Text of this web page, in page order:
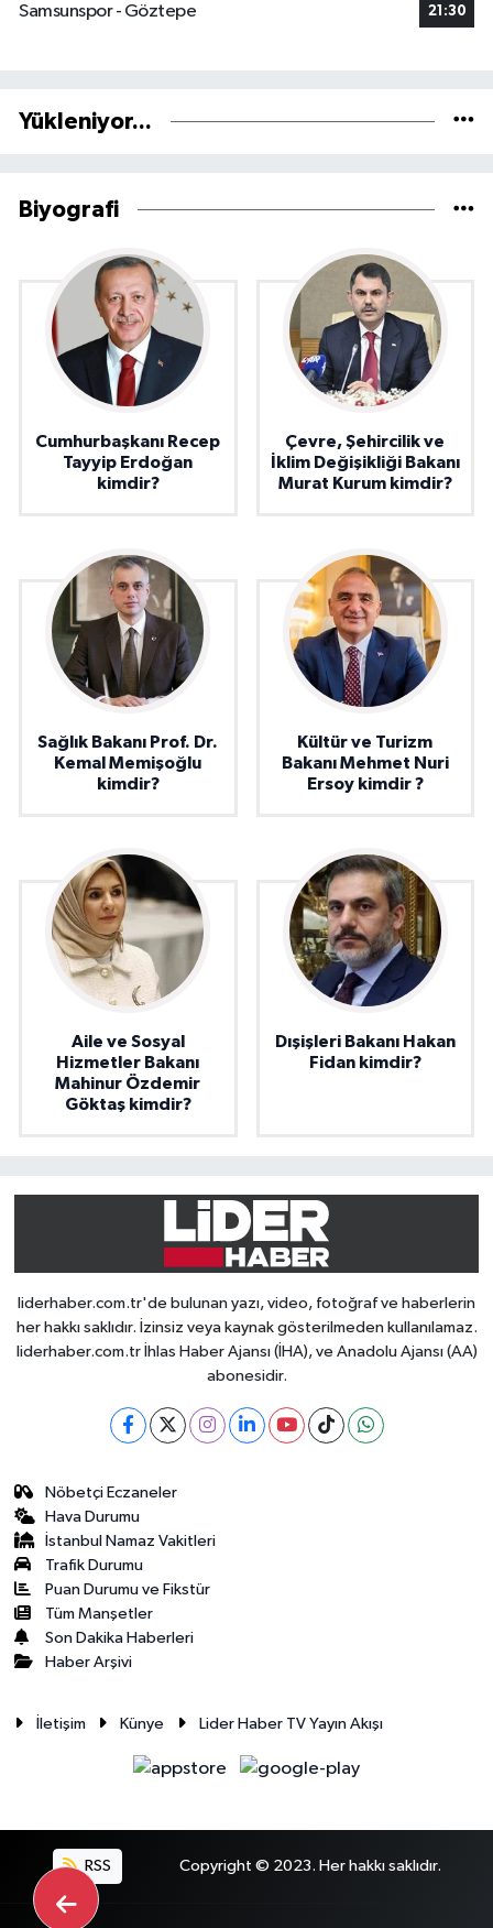
Samsunspor - Göztepe
21:30
Yükleniyor...
Biyografi
Cumhurbaşkanı Recep
Tayyip Erdoğan
kimdir?
Çevre, Şehircilik ve
İklim Değişikliği Bakanı
Murat Kurum kimdir?
Sağlık Bakanı Prof. Dr.
Kemal Memişoğlu
kimdir?
Kültür ve Turizm
Bakanı Mehmet Nuri
Ersoy kimdir ?
Aile ve Sosyal
Hizmetler Bakanı
Mahinur Özdemir
Göktaş kimdir?
Dışişleri Bakanı Hakan
Fidan kimdir?
liderhaber.com.tr'de bulunan yazı, video, fotoğraf ve haberlerin
her hakkı saklıdır. İzinsiz veya kaynak gösterilmeden kullanılamaz.
liderhaber.com.tr İhlas Haber Ajansı (İHA), ve Anadolu Ajansı (AA)
abonesidir.
Nöbetçi Eczaneler
Hava Durumu
İstanbul Namaz Vakitleri
Trafik Durumu
Puan Durumu ve Fikstür
Tüm Manşetler
Son Dakika Haberleri
Haber Arşivi
İletişim Künye Lider Haber TV Yayın Akışı
RSS Copyright © 2023. Her hakkı saklıdır.